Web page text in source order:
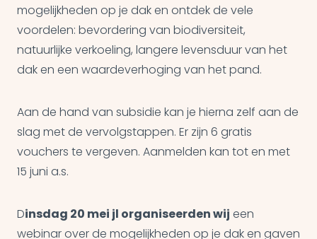
mogelijkheden op je dak en ontdek de vele
voordelen: bevordering van biodiversiteit,
natuurlijke verkoeling, langere levensduur van het
dak en een waardeverhoging van het pand.
Aan de hand van subsidie kan je hierna zelf aan de
slag met de vervolgstappen. Er zijn 6 gratis
vouchers te vergeven. Aanmelden kan tot en met
15 juni a.s.
Dinsdag 20 mei jl organiseerden wij een
webinar over de mogelijkheden op je dak en gaven